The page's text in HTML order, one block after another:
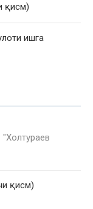
қисм)
ишга
"Холтураев
қисм)